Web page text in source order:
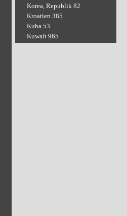
Korea, Republik 82
Kroatien 385
Kuba 53
Kuwait 965